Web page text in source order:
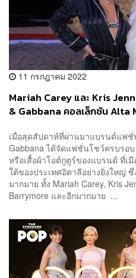
11 กรกฎาคม 2022
Mariah Carey และ Kris
& Gabbana คอลเล็กชัน Alta
เมื่อสุดสัปดาห์ที่ผ่านมาแบรนด์แฟชั่
Gabbana ได้จัดแฟชั่นโชว์ครบรอบ
หรือเสื้อผ้าโอต์กูตูร์ของแบรนด์ ที่เ
ใต้ของประเทศอิตาลีอย่างยิ่งใหญ่
มากมาย ทั้ง Mariah Carey, Kris
Barrymore และอีกมากมาย ...